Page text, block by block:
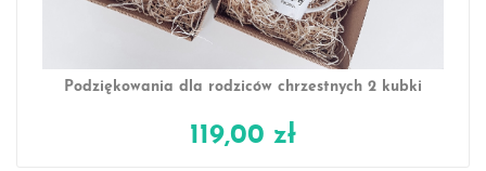
Podziękowania dla rodziców chrzestnych 2 kubki
119,00 zł